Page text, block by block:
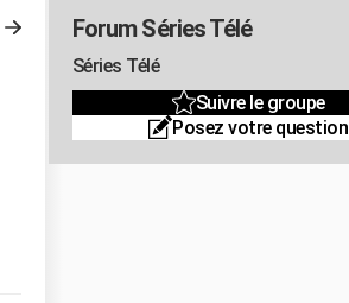
Forum Séries Télé
Séries Télé
Suivre le groupe
Posez votre question